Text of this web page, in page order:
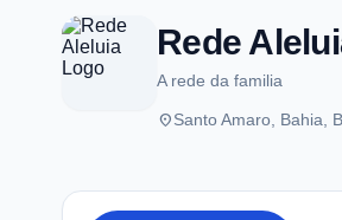
Rede
A rede da familia
placeSanto Amaro, Bahia,